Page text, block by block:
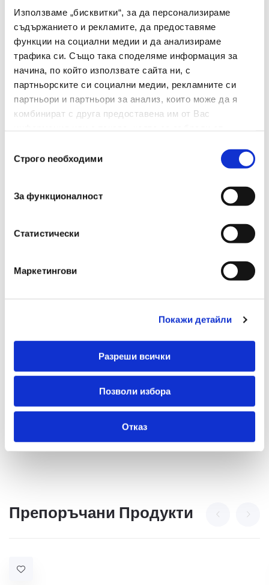
Използваме „бисквитки“, за да персонализираме
съдържанието и рекламите, да предоставяме
функции на социални медии и да анализираме
трафика си. Също така споделяме информация за
начина, по който използвате сайта ни, с
партньорските си социални медии, рекламните си
партньори и партньори за анализ, които може да я
комбинират с друга предоставена им от Вас
наСтрого nеобходими
За функционалност
Статистически
Маркетингови
Покажи детайли
Разреши всички
Позволи избора
Отказ
Характеристики
Унищожава CD/DVD
Да
Унищожава Кламери
Унищожаване[брой
Тип На Разреза
Тип Шредер
Обем На Коша [литри]
Препоръчани Продукти